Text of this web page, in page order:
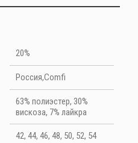
20%
Россия,Comfi
63% полиэстер, 30%
вискоза, 7% лайкра
42, 44, 46, 48, 50, 52, 54